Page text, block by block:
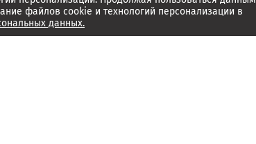
файлов cookie и технологий персонализации в
данных.